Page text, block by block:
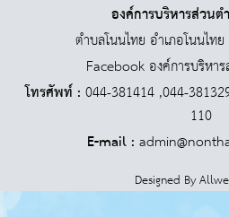
องค์การบริหารส่วน
ตำบลโนนไทย อำเภอโนนไท
Facebook องค์การบริหา
โทรศัพท์ : 044-381414 ,044-
110
E-mail :
Designed By